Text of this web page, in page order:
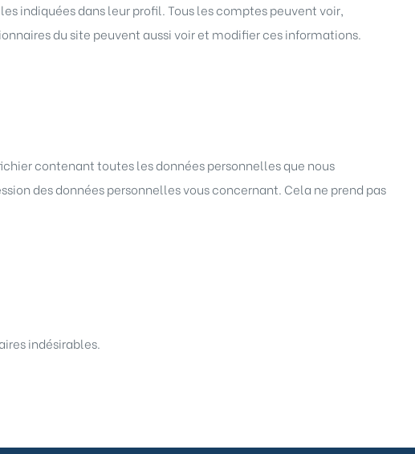
indiquées dans leur profil. Tous les comptes peuvent voir,
du site peuvent aussi voir et modifier ces informations.
contenant toutes les données personnelles que nous
des données personnelles vous concernant. Cela ne prend pas
indésirables.